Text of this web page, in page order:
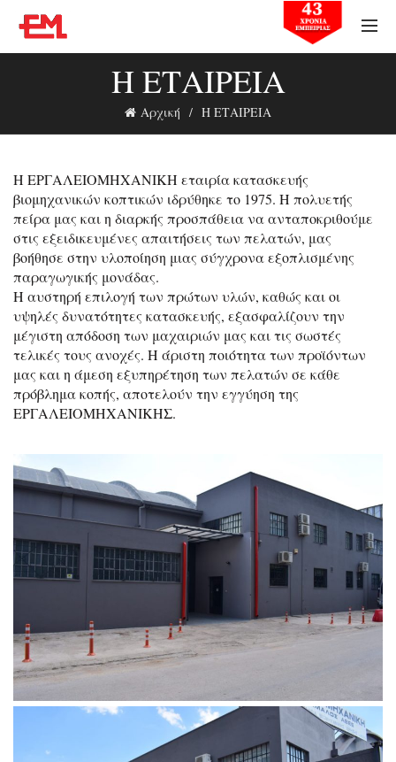
Η ΕΤΑΙΡΕΙΑ
Αρχική Η ΕΤΑΙΡΕΙΑ
H ΕΡΓΑΛΕΙΟΜΗΧΑΝΙΚΗ εταιρία κατασκευής
βιομηχανικών κοπτικών ιδρύθηκε το 1975. Η πολυετής
πείρα μας και η διαρκής προσπάθεια να ανταποκριθούμε
στις εξειδικευμένες απαιτήσεις των πελατών, μας
βοήθησε στην υλοποίηση μιας σύγχρονα εξοπλισμένης
παραγωγικής μονάδας.
Η αυστηρή επιλογή των πρώτων υλών, καθώς και οι
υψηλές δυνατότητες κατασκευής, εξασφαλίζουν την
μέγιστη απόδοση των μαχαιριών μας και τις σωστές
τελικές τους ανοχές. Η άριστη ποιότητα των προϊόντων
μας και η άμεση εξυπηρέτηση των πελατών σε κάθε
πρόβλημα κοπής, αποτελούν την εγγύηση της
ΕΡΓΑΛΕΙΟΜΗΧΑΝΙΚΗΣ.